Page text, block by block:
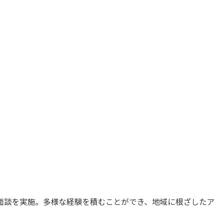
を実施。多様な経験を積むことができ、地域に根ざしたア